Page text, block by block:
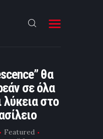
θα
σε όλα
λύκεια στο
Featured